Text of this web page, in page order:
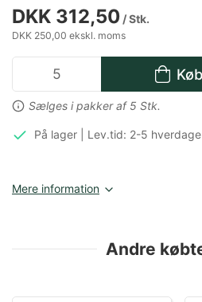
DKK 312,50 / Stk.
DKK 250,00 ekskl. moms
Sælges i pakker af 5 Stk.
På lager | Lev.tid: 2-5 hverdage
Mere information
Andre